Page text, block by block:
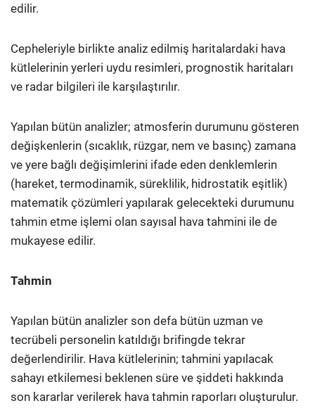
edilir.
Cepheleriyle birlikte analiz edilmiş haritalardaki hava
kütlelerinin yerleri uydu resimleri, prognostik haritaları
ve radar bilgileri ile karşılaştırılır.
Yapılan bütün analizler; atmosferin durumunu gösteren
değişkenlerin (sıcaklık, rüzgar, nem ve basınç) zamana
ve yere bağlı değişimlerini ifade eden denklemlerin
(hareket, termodinamik, süreklilik, hidrostatik eşitlik)
matematik çözümleri yapılarak gelecekteki durumunu
tahmin etme işlemi olan sayısal hava tahmini ile de
mukayese edilir.
Tahmin
Yapılan bütün analizler son defa bütün uzman ve
tecrübeli personelin katıldığı brifingde tekrar
değerlendirilir. Hava kütlelerinin; tahmini yapılacak
sahayı etkilemesi beklenen süre ve şiddeti hakkında
son kararlar verilerek hava tahmin raporları oluşturulur.